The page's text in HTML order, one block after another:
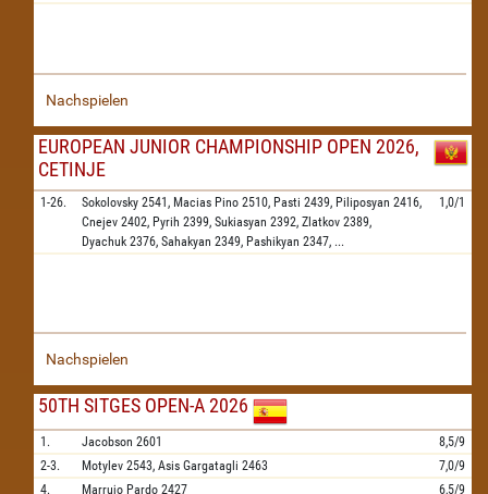
Nachspielen
EUROPEAN JUNIOR CHAMPIONSHIP OPEN 2026,
CETINJE
1-26. Sokolovsky 2541, Macias Pino 2510, Pasti 2439, Piliposyan 2416,
Cnejev 2402, Pyrih 2399, Sukiasyan 2392, Zlatkov 2389,
Dyachuk 2376, Sahakyan 2349, Pashikyan 2347, ...
1,0/1
Nachspielen
50TH SITGES OPEN-A 2026
1. Jacobson 2601
8,5/9
2-3.
Motylev 2543, Asis Gargatagli 2463
7,0/9
4.
Marrujo Pardo 2427 6,5/9